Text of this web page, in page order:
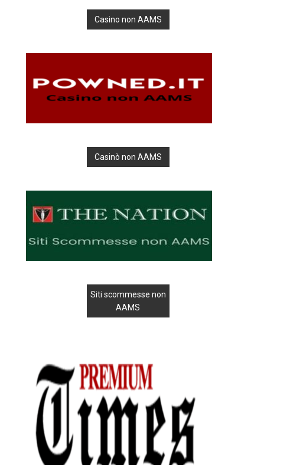
Casino non AAMS
Casinò non AAMS
Siti scommesse non
AAMS